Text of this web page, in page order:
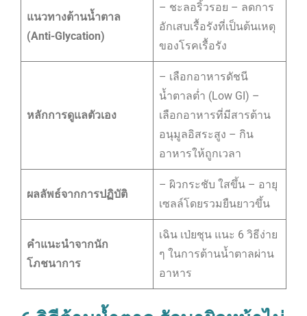
แนวทางต้านน้ำตาล
(Anti-Glycation)
– ชะลอริ้วรอย – ลดการ
อักเสบเรื้อรังที่เป็นต้นเหตุ
ของโรคเรื้อรัง
หลักการดูแลตัวเอง
– เลือกอาหารดัชนี
น้ำตาลต่ำ (Low GI) –
เลือกอาหารที่มีสารต้าน
อนุมูลอิสระสูง – กิน
อาหารให้ถูกเวลา
ผลลัพธ์จากการปฏิบัติ
– ผิวกระชับ ใสขึ้น – อายุ
เซลล์โดยรวมยืนยาวขึ้น
คำแนะนำจากนัก
โภชนาการ
เฉิน เป่ยชุน แนะ 6 วิธีง่าย
ๆ ในการต้านน้ำตาลผ่าน
อาหาร